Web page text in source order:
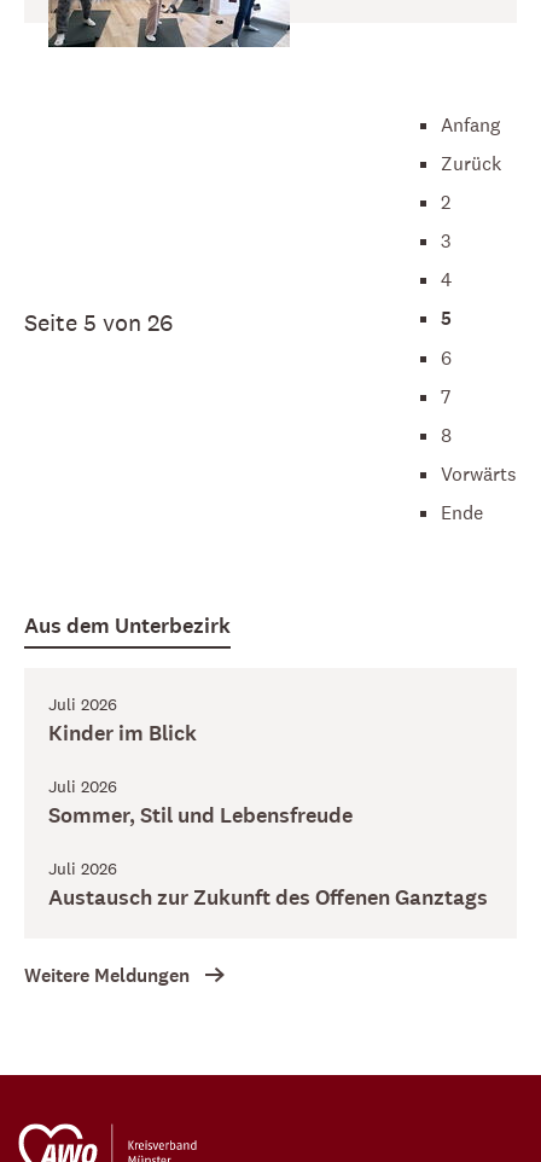
Seite 5 von 26
Anfang
Zurück
2
3
4
5
6
7
8
Vorwärts
Ende
Aus dem Unterbezirk
Juli 2026
Kinder im Blick
Juli 2026
Sommer, Stil und Lebensfreude
Juli 2026
Austausch zur Zukunft des Offenen Ganztags
Weitere Meldungen